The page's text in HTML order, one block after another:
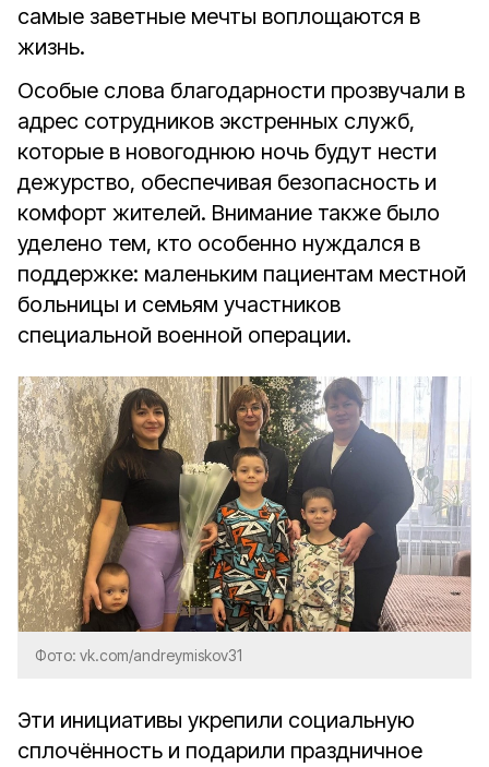
самые заветные мечты воплощаются в
жизнь.
Особые слова благодарности прозвучали в
адрес сотрудников экстренных служб,
которые в новогоднюю ночь будут нести
дежурство, обеспечивая безопасность и
комфорт жителей. Внимание также было
уделено тем, кто особенно нуждался в
поддержке: маленьким пациентам местной
больницы и семьям участников
специальной военной операции.
Фото: vk.com/andreymiskov31
Эти инициативы укрепили социальную
сплочённость и подарили праздничное